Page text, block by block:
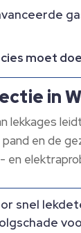
moet
in
lekkages
en de
en
snel